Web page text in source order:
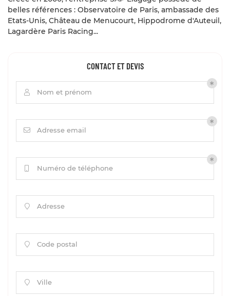
belles références : Observatoire de Paris, ambassade des
Etats-Unis, Château de Menucourt, Hippodrome d'Auteuil,
Lagardère Paris Racing...
CONTACT ET DEVIS
 Nom et prénom
 Adresse email
Numéro de téléphone
 Adresse
 Code postal
 Ville